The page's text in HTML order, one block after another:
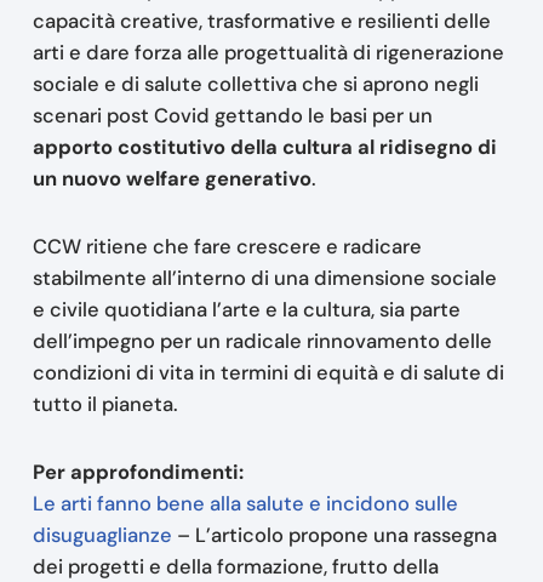
capacità creative, trasformative e resilienti delle
arti e dare forza alle progettualità di rigenerazione
sociale e di salute collettiva che si aprono negli
scenari post Covid gettando le basi per un
apporto costitutivo della cultura al ridisegno di
un nuovo welfare generativo.
CCW ritiene che fare crescere e radicare
stabilmente all’interno di una dimensione sociale
e civile quotidiana l’arte e la cultura, sia parte
dell’impegno per un radicale rinnovamento delle
condizioni di vita in termini di equità e di salute di
tutto il pianeta.
Per approfondimenti:
Le arti fanno bene alla salute e incidono sulle
disuguaglianze – L’articolo propone una rassegna
dei progetti e della formazione, frutto della